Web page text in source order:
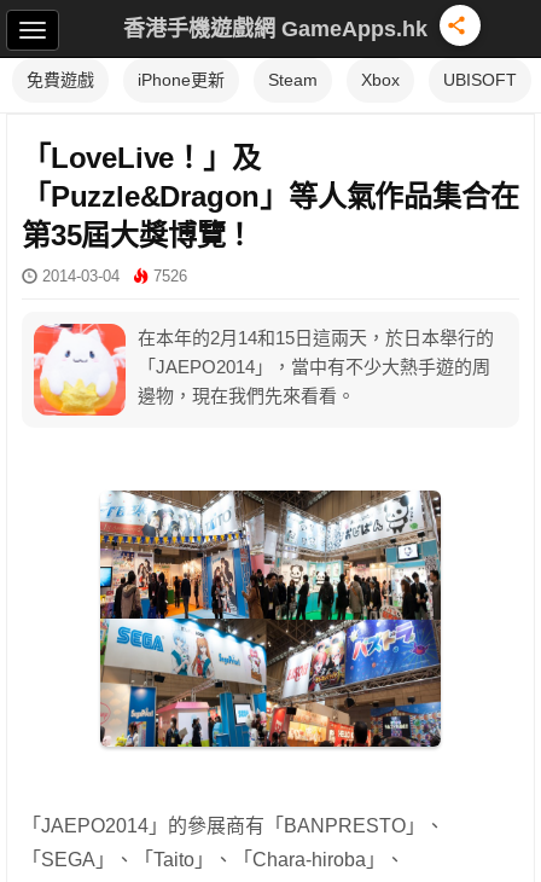
香港手機遊戲網 GameApps.hk
免費遊戲 iPhone更新 Steam Xbox UBISOFT
「LoveLive！」及
「Puzzle&Dragon」等人氣作品集合在
第35屆大獎博覽！
2014-03-04 7526
在本年的2月14和15日這兩天，於日本舉行的
「JAEPO2014」，當中有不少大熱手遊的周
邊物，現在我們先來看看。
「JAEPO2014」的參展商有「 BANPRESTO」、
「 SEGA」、「 Taito」、「 Chara-hiroba」、